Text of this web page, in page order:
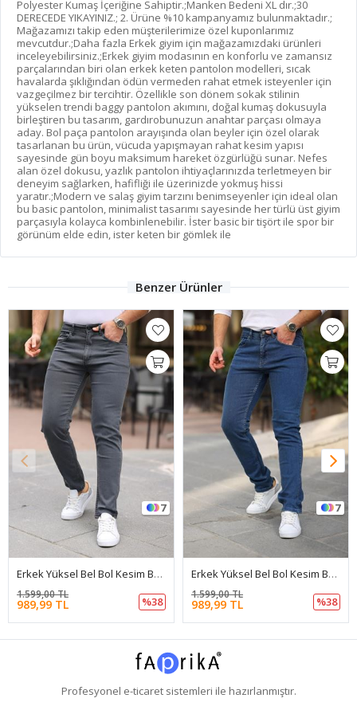
Polyester Kumaş İçeriğine Sahiptir.;Manken Bedeni XL dır.;30
DERECEDE YIKAYINIZ.; 2. Ürüne %10 kampanyamız bulunmaktadır.;
Mağazamızı takip eden müşterilerimize özel kuponlarımız
mevcutdur.;Daha fazla Erkek giyim için mağazamızdaki ürünleri
inceleyebilirsiniz.;Erkek giyim modasının en konforlu ve zamansız
parçalarından biri olan erkek keten pantolon modelleri, sıcak
havalarda şıklığından ödün vermeden rahat etmek isteyenler için
vazgeçilmez bir tercihtir. Özellikle son dönem sokak stilinin
yükselen trendi baggy pantolon akımını, doğal kumaş dokusuyla
birleştiren bu tasarım, gardırobunuzun anahtar parçası olmaya
aday. Bol paça pantolon arayışında olan beyler için özel olarak
tasarlanan bu ürün, vücuda yapışmayan rahat kesim yapısı
sayesinde gün boyu maksimum hareket özgürlüğü sunar. Nefes
alan özel dokusu, yazlık pantolon ihtiyaçlarınızda terletmeyen bir
deneyim sağlarken, hafifliği ile üzerinizde yokmuş hissi
yaratır.;Modern ve salaş giyim tarzını benimseyenler için ideal olan
bu basic pantolon, minimalist tasarımı sayesinde her türlü üst giyim
parçasıyla kolayca kombinlenebilir. İster basic bir tişört ile spor bir
görünüm elde edin, ister keten bir gömlek ile
Benzer Ürünler
7
Erkek Yüksel Bel Bol Kesim Boru Paça Kot Pantolon Regular Fit Jean
989,99 TL
1.599,00 TL
%38
7
Erkek Yüksel Bel Bol Kesim Boru Paça Kot Pantolon Regular Fit Jean
989,99 TL
1.599,00 TL
%38
Profesyonel e-ticaretsistemleri ile hazırlanmıştır.